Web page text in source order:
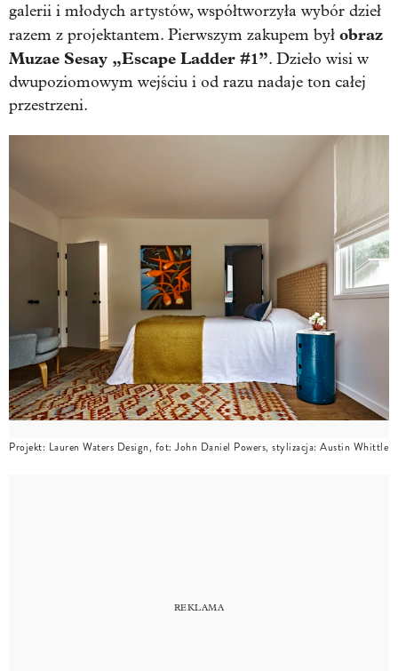
galerii i młodych artystów, współtworzyła wybór dzieł
razem z projektantem. Pierwszym zakupem był obraz
Muzae Sesay „Escape Ladder #1”. Dzieło wisi w
dwupoziomowym wejściu i od razu nadaje ton całej
przestrzeni.
Projekt: Lauren Waters Design, fot: John Daniel Powers, stylizacja: Austin Whittle